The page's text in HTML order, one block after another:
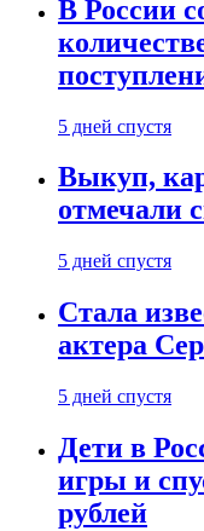
В России
5 дней спустя
Выкуп,
отмечали
5 дней спустя
Стала
актера
5 дней спустя
Дети в
игры и
рублей